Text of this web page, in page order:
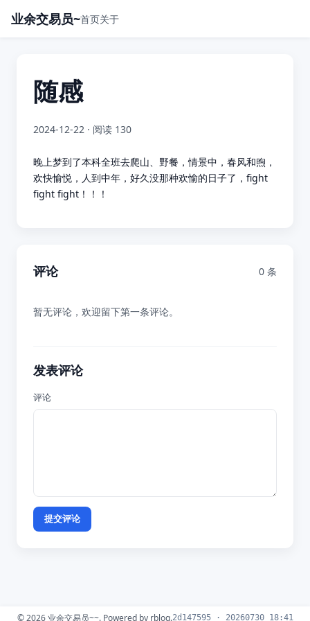
业余交易员~首页关于
随感
2024-12-22 · 阅读 130
晚上梦到了本科全班去爬山、野餐，情景中，春风和煦，
欢快愉悦，人到中年，好久没那种欢愉的日子了，fight
fight fight！！！
评论 0 条
暂无评论，欢迎留下第一条评论。
发表评论
评论
提交评论
© 2026业余交易员~~. Powered by rblog.2d147595 · 20260730 18:41